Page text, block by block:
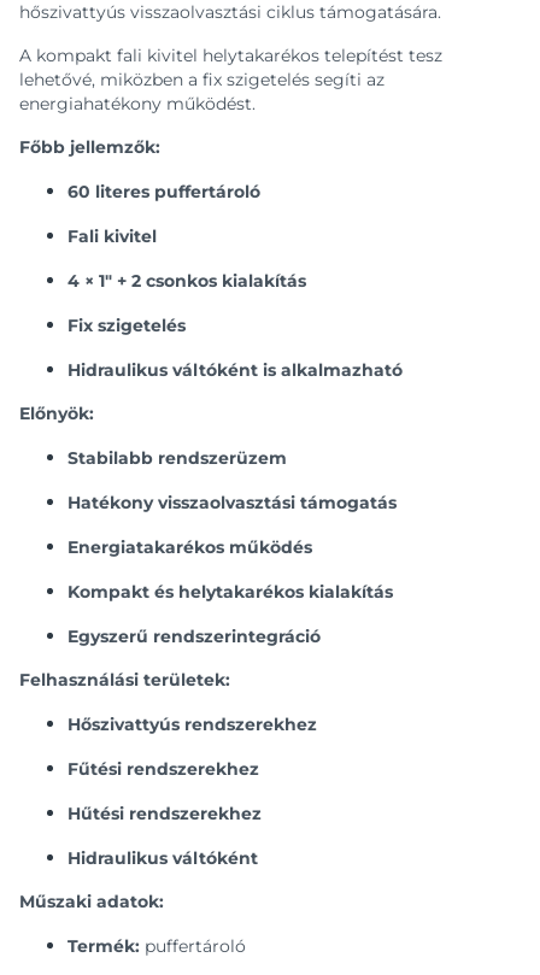
hőszivattyús visszaolvasztási ciklus támogatására.
A kompakt fali kivitel helytakarékos telepítést tesz
lehetővé, miközben a fix szigetelés segíti az
energiahatékony működést.
Főbb jellemzők:
60 literes puffertároló
Fali kivitel
4 × 1" + 2 csonkos kialakítás
Fix szigetelés
Hidraulikus váltóként is alkalmazható
Előnyök:
Stabilabb rendszerüzem
Hatékony visszaolvasztási támogatás
Energiatakarékos működés
Kompakt és helytakarékos kialakítás
Egyszerű rendszerintegráció
Felhasználási területek:
Hőszivattyús rendszerekhez
Fűtési rendszerekhez
Hűtési rendszerekhez
Hidraulikus váltóként
Műszaki adatok:
Termék: puffertároló